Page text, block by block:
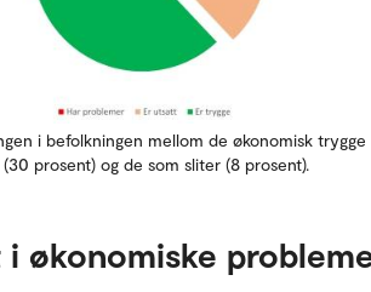
i befolkningen mellom de økonomisk trygge
prosent) og de som sliter (8 prosent).
i økonomiske